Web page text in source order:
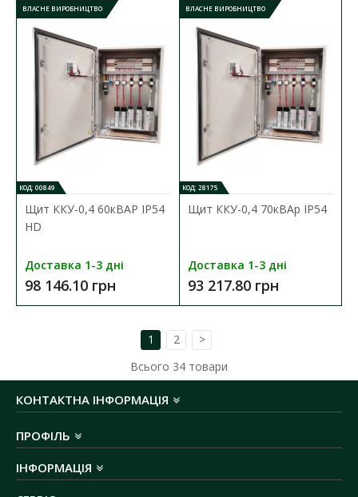
ДО КОШИКА
В порівняння
В закладки
ВЛАСНЕ ВИРОБНИЦТВО
Ящик розриву ЯРП-100 IP31
Наявність: В наявності
ВЛАСНЕ ВИРОБНИЦТВО
КОД: 00849
Щит ККУ-0,4 60кВАР ІР54
HD
Доставка 1-3 дні
98 146.10 грн
ВЛАСНЕ ВИРОБНИЦТВО
КОД: 28175
Щит ККУ-0,4 70кВАр ІР54
Доставка 1-3 дні
93 217.80 грн
1 2
>
Всього 34 товари
КОНТАКТНА ІНФОРМАЦІЯ
ПРОФІЛЬ
ІНФОРМАЦІЯ